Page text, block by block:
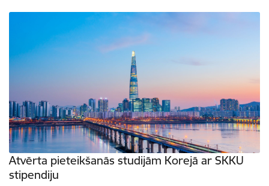
Atvērta pieteikšanās studijām Korejā ar SKKU
stipendiju